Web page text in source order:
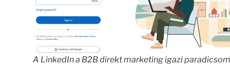
A LinkedIn a B2B direkt marketing igazi